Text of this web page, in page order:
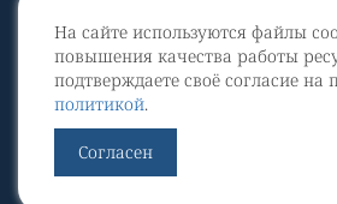
На сайте используются файлы
повышения качества работы
подтверждаете своё согласие
политикой.
Согласен
© 2002 - 2026
МЕДИАКИТ 2023